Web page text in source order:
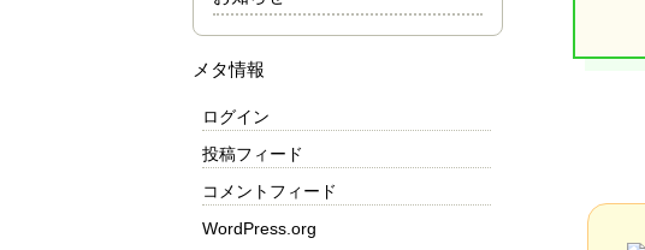
メタ情報
ログイン
投稿フィード
コメントフィード
WordPress.org